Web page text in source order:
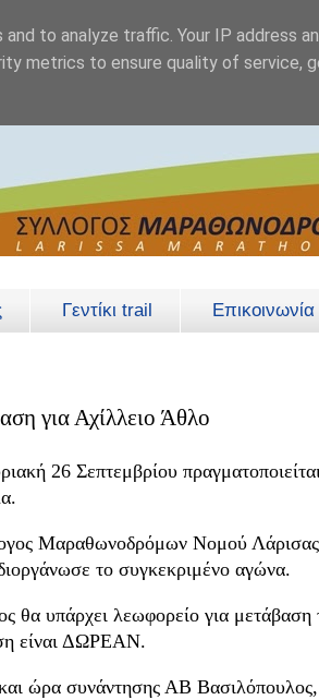
Γεντίκι trail Επικοινωνία
για Αχίλλειο Άθλο
26 Σεπτεμβρίου
Μαραθωνοδρόμων Νομού Λάρισας
το συγκεκριμένο αγώνα.
θα υπάρχει λεωφορείο για
είναι ΔΩΡΕΑΝ.
ώρα συνάντησης ΑΒ
to analyze traffic. Your IP address
metrics to ensure quality of service,